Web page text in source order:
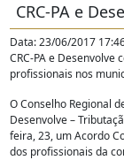
CRC-PA e
Data: 23/06/2017
CRC-PA e
profissionais nos
O Conselho Regional
Desenvolve –
feira, 23, um Acordo
dos profissionais da